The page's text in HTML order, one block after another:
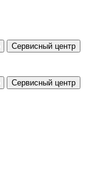
Сервисный центр
Сервисный центр